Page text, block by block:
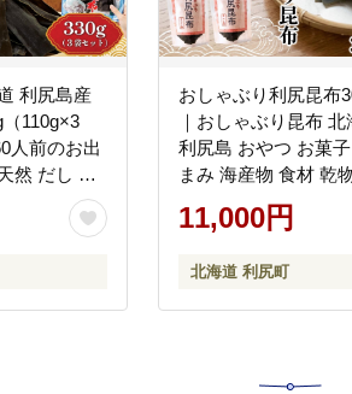
利尻島産
110g×3
人前のお出
然 だし 海
[1020007]
おしゃぶり利尻昆布
｜おしゃぶり昆布 北
利尻島 おやつ お菓
まみ 海産物 食材 乾
11,000円
北海道 利尻町